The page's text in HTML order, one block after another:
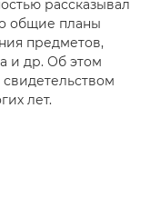
рассказывал
общие планы
предметов,
и др. Об этом
свидетельством
лет.